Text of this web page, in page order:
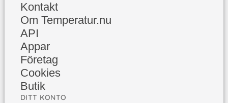
Kontakt
Om Temperatur.nu
API
Appar
Företag
Cookies
Butik
DITT KONTO